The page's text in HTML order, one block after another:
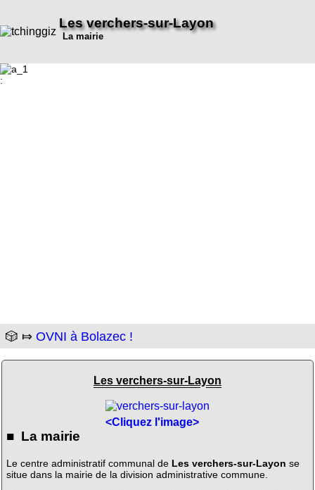
Les verchers-sur-Layon
La mairie
:
🎲 ⤇ OVNI à Bolazec !
Les verchers-sur-Layon
<Cliquez l'image>
■ La mairie
Le centre administratif communal de Les verchers-sur-Layon se
situe dans la mairie de la division administrative commune.